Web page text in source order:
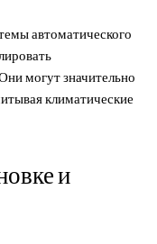
автоматического
могут значительно
климатические
и